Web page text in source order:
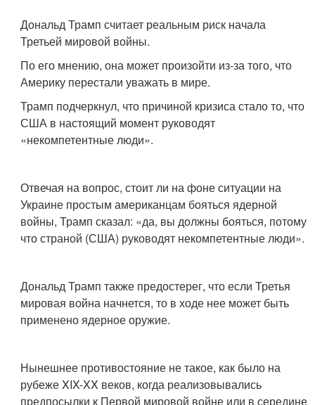
Дональд Трамп считает реальным риск начала
Третьей мировой войны.
По его мнению, она может произойти из-за того, что
Америку перестали уважать в мире.
Трамп подчеркнул, что причиной кризиса стало то, что
США в настоящий момент руководят
«некомпетентные люди».
Отвечая на вопрос, стоит ли на фоне ситуации на
Украине простым американцам бояться ядерной
войны, Трамп сказал: «да, вы должны бояться, потому
что страной (США) руководят некомпетентные люди».
Дональд Трамп также предостерег, что если Третья
мировая война начнется, то в ходе нее может быть
применено ядерное оружие.
Нынешнее противостояние не такое, как было на
рубеже XIX-XX веков, когда реализовывались
предпосылки к Первой мировой войне или в середине